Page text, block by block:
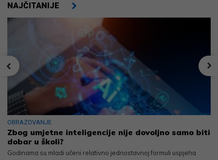
NAJČITANIJE
OBRAZOVANJE
Zbog umjetne inteligencije nije dovoljno samo biti
dobar u školi?
Godinama su mladi učeni relativno jednostavnoj formuli uspjeha